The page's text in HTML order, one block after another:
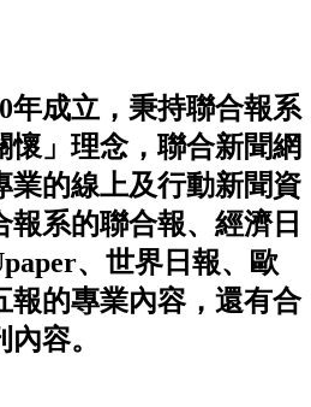
年成立，秉持聯合報系
懷」理念，聯合新聞網
業的線上及行動新聞資
系的聯合報、經濟日
、世界日報、歐
報的專業內容，還有合
容。